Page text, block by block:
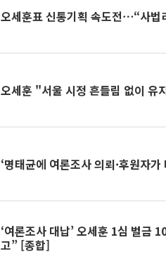
오세훈표 신통기획 속도전⋯“사법
오세훈 "서울 시정 흔들림 없이
‘명태균에 여론조사 의뢰·후원자
‘여론조사 대납’ 오세훈 1심 벌금
고” [종합]